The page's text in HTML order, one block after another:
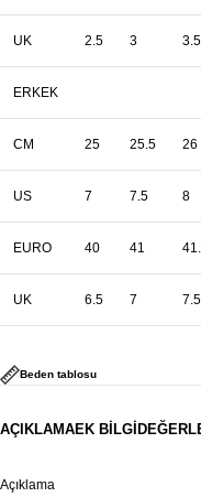
UK 2.5 3 3.5
ERKEK
CM 25 25.5 26
US 7 7.5 8
EURO 40 41
UK 6.5 7 7.5
Beden tablosu
AÇIKLAMAEK BILGI
Açıklama